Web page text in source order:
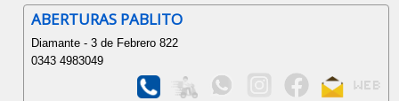
ABERTURAS PABLITO
Diamante - 3 de Febrero 822
0343 4983049